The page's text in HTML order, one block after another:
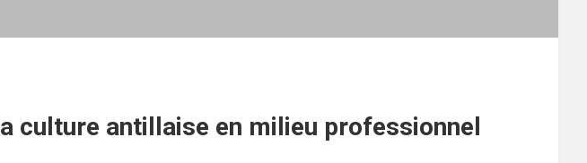
culture antillaise en milieu professionnel